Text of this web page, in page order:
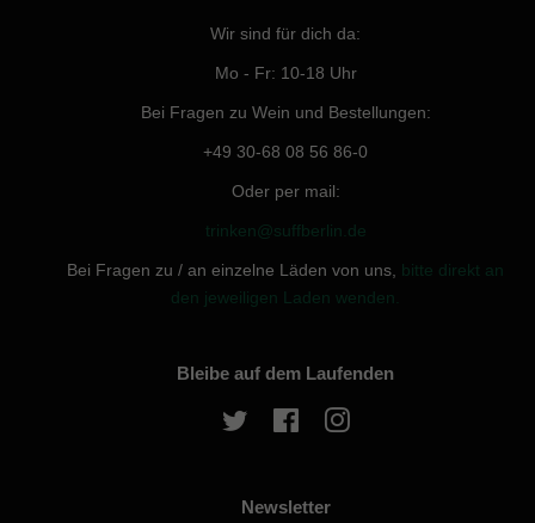
Wir sind für dich da:
Mo - Fr: 10-18 Uhr
Bei Fragen zu Wein und Bestellungen:
+49 30-68 08 56 86-0
Oder per mail:
trinken@suffberlin.de
Bei Fragen zu / an einzelne Läden von uns, bitte direkt an
den jeweiligen Laden wenden.
Bleibe auf dem Laufenden
Twitter Facebook
Newsletter